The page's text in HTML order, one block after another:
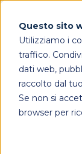
Questo sito
Utilizziamo i
traffico.
dati web,
raccolto dal
Se non si
browser per